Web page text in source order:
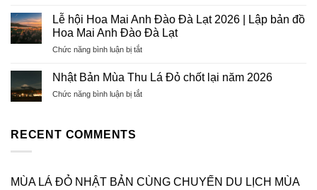
Tín,
Chuyên
Tỷ
Đậu
Cao
vào
dịp
Nguyên
2026
Khuong
Airport
Temporarily
Closed
Upgrades
Best
in
Lễ hội Hoa Mai Anh Đào Đà Lạt 2026 | Lập bản đồ
Hoa Mai Anh Đào Đà Lạt
Chức năng bình luận bị tắtở
hội
Mai
Lập
Nhật Bản Mùa Thu Lá Đỏ chốt lại năm 2026
Chức năng bình luận bị tắtở
chốt
RECENT COMMENTS
MÙA LÁ ĐỎ NHẬT BẢN CÙNG CHUYẾN DU LỊCH MÙA